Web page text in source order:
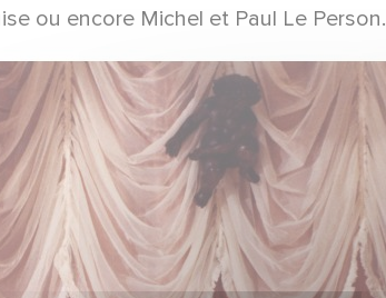
ou encore Michel et Paul Le Person.